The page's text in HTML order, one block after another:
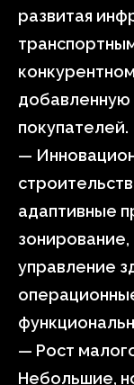
развитая
добавленную
покупателей.
—
адаптивные
управление
— Рост
Небольшие,